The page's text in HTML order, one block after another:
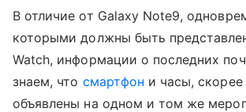
В отличие от Galaxy Note9,
которыми должны быть
Watch, информации о последних
знаем, что смартфон и часы, скорее
объявлены на одном и том же